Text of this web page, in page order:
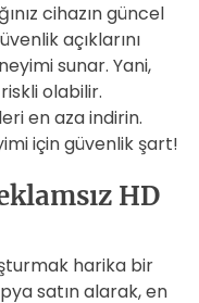
cihazın güncel
açıklarını
sunar. Yani,
olabilir.
en aza indirin.
için güvenlik şart!
HD
harika bir
satın alarak, en